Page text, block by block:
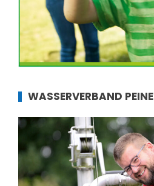
WASSERVERBAND PEINE